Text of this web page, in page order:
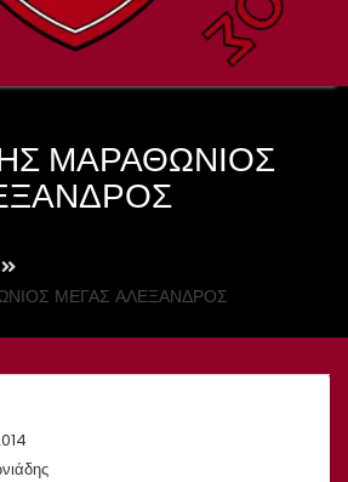
ΜΑΡΑΘΩΝΙΟΣ
ΜΕΓΑΣ ΑΛΕΞΑΝΔΡΟΣ